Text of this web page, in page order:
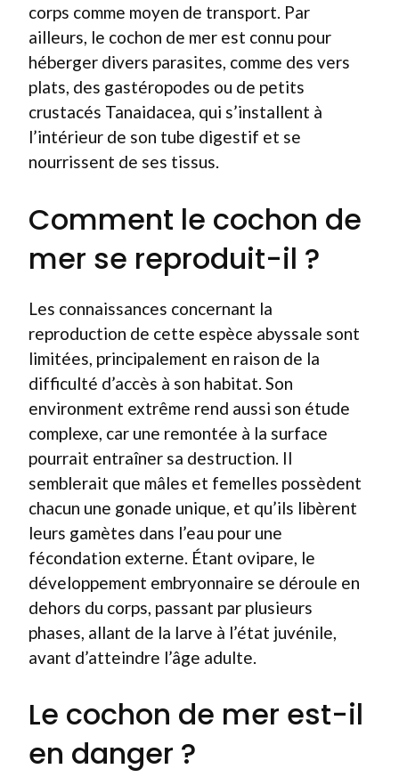
corps comme moyen de transport. Par
ailleurs, le cochon de mer est connu pour
héberger divers parasites, comme des vers
plats, des gastéropodes ou de petits
crustacés Tanaidacea, qui s’installent à
l’intérieur de son tube digestif et se
nourrissent de ses tissus.
Comment le cochon de
mer se reproduit-il ?
Les connaissances concernant la
reproduction de cette espèce abyssale sont
limitées, principalement en raison de la
difficulté d’accès à son habitat. Son
environment extrême rend aussi son étude
complexe, car une remontée à la surface
pourrait entraîner sa destruction. Il
semblerait que mâles et femelles possèdent
chacun une gonade unique, et qu’ils libèrent
leurs gamètes dans l’eau pour une
fécondation externe. Étant ovipare, le
développement embryonnaire se déroule en
dehors du corps, passant par plusieurs
phases, allant de la larve à l’état juvénile,
avant d’atteindre l’âge adulte.
Le cochon de mer est-il
en danger ?